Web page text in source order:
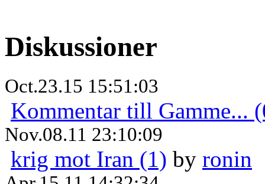
Diskussioner
Oct.23.15 15:51:03
Kommentar till Gamme...
Nov.08.11 23:10:09
krig mot Iran (1) by ronin